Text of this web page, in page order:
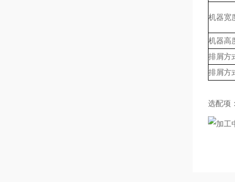
机器宽
机器高
排屑方
排屑方
选配项：